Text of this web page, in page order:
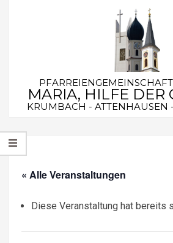
MARIA, HILFE DER
KRUMBACH - ATTENHAUSEN
Secondary
Navigation
« Alle Veranstaltungen
Diese Veranstaltung hat bereits